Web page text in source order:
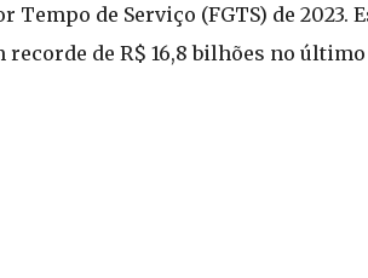
de Serviço (FGTS) de 2023.
de R$ 16,8 bilhões no último